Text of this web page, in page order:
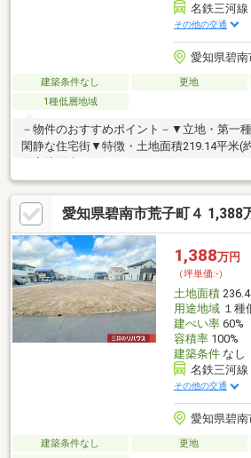
名鉄三河線
その他の交通
愛知県碧南
建築条件なし 更地
1種低層地域
－物件のおすすめポイント－▼立地・第一
閑静な住宅街▼特徴・土地面積219.14平米(
築可能・前面道路は北西側幅員約5.1mの公
になりにくい土地形状・現況は更地▼周辺
ー碧南城山店」徒歩7分(約500m)・スギ薬局
(約340m)・セブンイレブン碧南緑町2丁目
希望の住まい探しをお手伝いします
細・ご相談はお気軽にお問い合わせください
愛知県碧南市荒子町４ 1,388
1,388万円
（坪単価:-）
土地面積
用途地域１種
建ぺい率60%
容積率100%
建築条件なし
名鉄三河線
その他の交通
愛知県碧南
建築条件なし 更地